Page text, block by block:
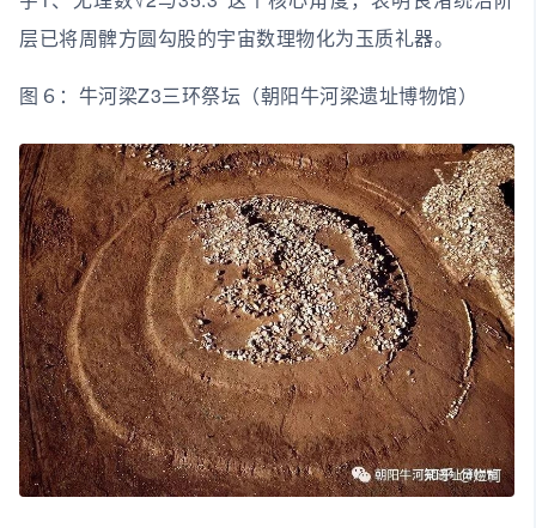
层已将周髀方圆勾股的宇宙数理物化为玉质礼器。
图６：牛河梁Z3三环祭坛（朝阳牛河梁遗址博物馆）